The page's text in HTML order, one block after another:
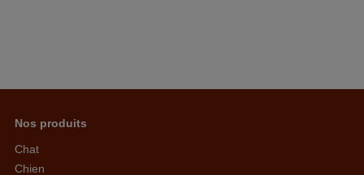
Nos produits
Chat
Chien